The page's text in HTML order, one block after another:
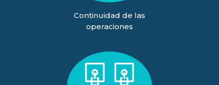
Continuidad de las
operaciones